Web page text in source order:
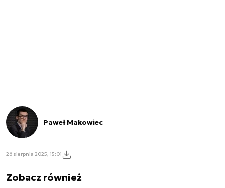
Paweł Makowiec
26 sierpnia 2025, 15:01
Zobacz również